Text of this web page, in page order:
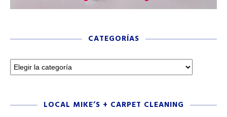
CATEGORÍAS
LOCAL MIKE’S + CARPET CLEANING